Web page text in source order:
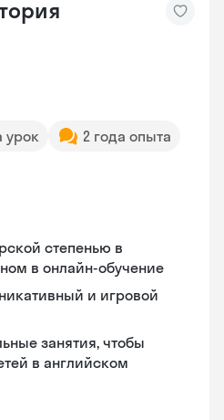
урок
2 года опыта
степенью в
в онлайн-обучение
и игровой
занятия, чтобы
в английском